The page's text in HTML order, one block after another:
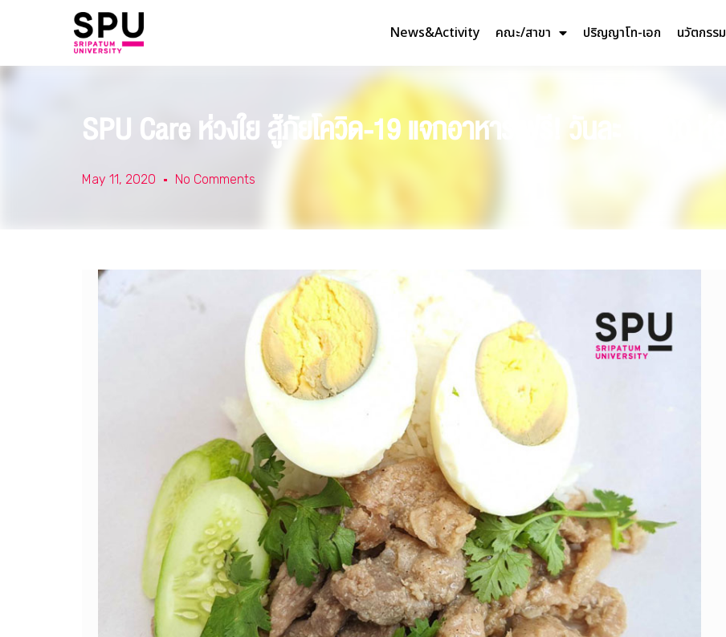
News&Activity คณะ/สาขา ปริญญาโท-เอก นวัตกรรม
SPU Care ห่วงใย สู้ภัยโควิด-19 แจกอาหาร ฟรี! วันละ 1,500 ห่อ
May 11, 2020 No Comments